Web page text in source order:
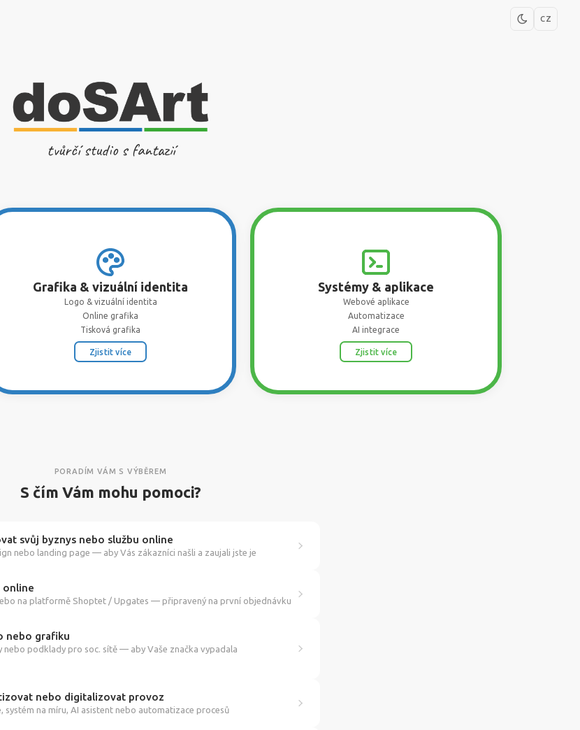
CZ
tvůrčí studio s fantazií
Grafika & vizuální identita
Logo & vizuální identita
Online grafika
Tisková grafika
Zjistit více
Systémy & aplikace
Webové aplikace
Automatizace
AI integrace
Zjistit více
PORADÍM VÁM S VÝBĚREM
S čím Vám mohu pomoci?
svůj byznys nebo službu online
nebo landing page — aby Vás zákazníci našli a zaujali jste je
online
na platformě Shoptet / Upgates — připravený na první objednávku
nebo grafiku
nebo podklady pro soc. sítě — aby Vaše značka vypadala
nebo digitalizovat provoz
systém na míru, AI asistent nebo automatizace procesů